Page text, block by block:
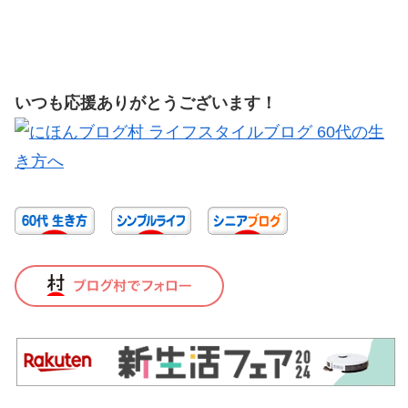
いつも応援ありがとうございます！